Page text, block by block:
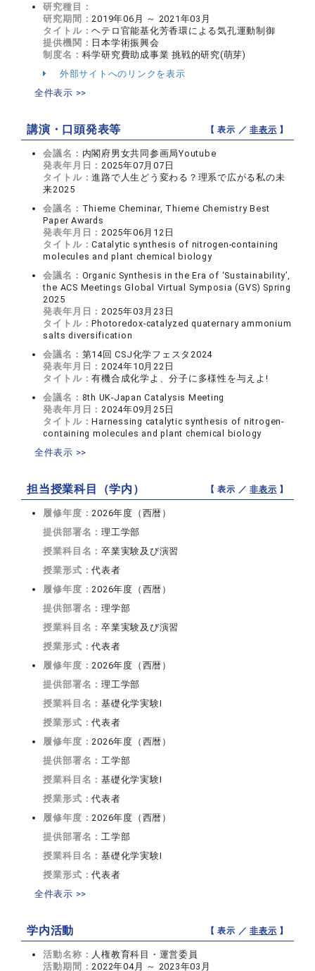
研究種目：
研究期間： 2019年06月 ～ 2021年03月
タイトル：ヘテロ官能基化芳香環による気孔運動制御
提供機関： 日本学術振興会
制度名： 科学研究費助成事業 挑戦的研究(萌芽)
外部サイトへのリンクを表示
全件表示 >>
講演・口頭発表等 【 表示 ／非表示 】
会議名： 内閣府男⼥共同参画局Youtube
発表年月日： 2025年07月07日
タイトル：進路で⼈⽣どう変わる？理系で広がる私の未
来2025
会議名： Thieme Cheminar, Thieme Chemistry Best
Paper Awards
発表年月日： 2025年06月12日
タイトル：Catalytic synthesis of nitrogen-containing
molecules and plant chemical biology
会議名： Organic Synthesis in the Era of ‘Sustainability’,
the ACS Meetings Global Virtual Symposia (GVS) Spring
2025
発表年月日： 2025年03月23日
タイトル：Photoredox-catalyzed quaternary ammonium
salts diversification
会議名： 第14回 CSJ化学フェスタ2024
発表年月日： 2024年10月22日
タイトル：有機合成化学よ、分子に多様性を与えよ!
会議名： 8th UK-Japan Catalysis Meeting
発表年月日： 2024年09月25日
タイトル：Harnessing catalytic synthesis of nitrogen-
containing molecules and plant chemical biology
全件表示 >>
担当授業科目（学内） 【 表示 ／非表示 】
履修年度： 2026年度（西暦）
提供部署名：理工学部
授業科目名：卒業実験及び演習
授業形式：代表者
履修年度： 2026年度（西暦）
提供部署名：理学部
授業科目名：卒業実験及び演習
授業形式：代表者
履修年度： 2026年度（西暦）
提供部署名：理工学部
授業科目名：基礎化学実験I
授業形式：代表者
履修年度： 2026年度（西暦）
提供部署名： 工学部
授業科目名：基礎化学実験I
授業形式：代表者
履修年度： 2026年度（西暦）
提供部署名： 工学部
授業科目名：基礎化学実験I
授業形式：代表者
全件表示 >>
学内活動 【 表示 ／非表示 】
活動名称： 人権教育科目・運営委員
活動期間： 2022年04月 ～ 2023年03月